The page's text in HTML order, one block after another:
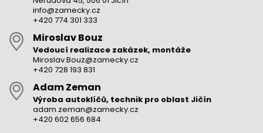
info@zamecky.cz
+420 774 301 333
Miroslav Bouz
Vedoucí realizace zakázek, montáže
Miroslav.Bouz@zamecky.cz
+420 728 193 831
Adam Zeman
Výroba autoklíčů, technik pro oblast Jičín
adam.zeman@zamecky.cz
+420 602 656 684